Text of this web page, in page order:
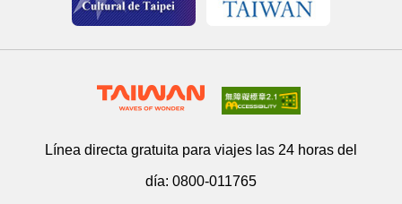
Línea directa gratuita para viajes las 24 horas del
día: 0800-011765